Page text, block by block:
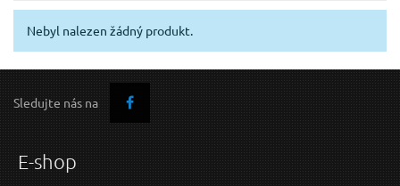
Nebyl nalezen žádný produkt.
Sledujte nás na
E-shop